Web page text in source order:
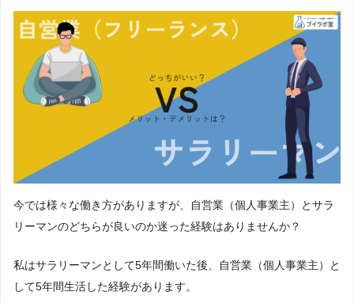
今では様々な働き方がありますが、自営業（個人事業主）とサラ
リーマンのどちらが良いのか迷った経験はありませんか？
私はサラリーマンとして5年間働いた後、自営業（個人事業主）と
して5年間生活した経験があります。